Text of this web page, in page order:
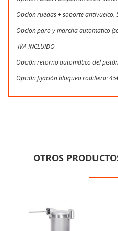
Opción ruedas + soporte antivuelco:
Opción paro y marcha automático
IVA INCLUIDO
Opción retorno automático del
Opción fijación bloqueo rodillera:
OTROS